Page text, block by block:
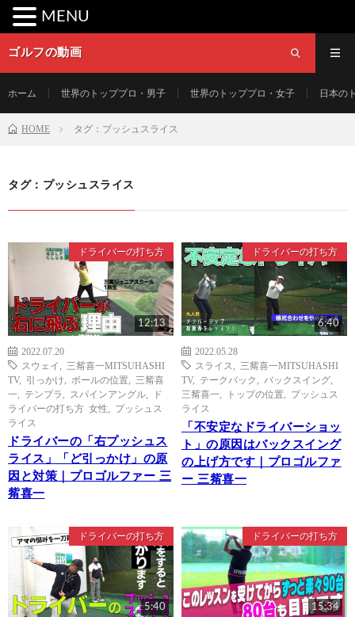
ゴルフの動画
ホーム 世界のトッププロ・男子 世界のトッププロ・女子 日本の
HOME タグ：プッシュスライス
タグ：プッシュスライス
ドライバーの打ち方
12:13
2022.07.20
スウェイ
三觜喜一MITSUHASHI
TV, 引っかけ ボールの位置
三觜喜
一
テンプラ スパインアングル
ド
ライバーの打ち方 女性
プッシュス
ライス
ドライバーの「右プッシュス
ライス」「ど引っかけ」の原
因と対策｜プロゴルファー 三
觜喜一
ドライバーの打ち方
6:40
2022.05.28
スライス
三觜喜一MITSUHASHI
TV, テークバック バックスイング
三觜喜一
トップの位置
プッシュス
ライス
「不安定なドライバーショッ
ト」の原因はバックスイング
の上げ方です｜プロゴルファ
ー 三觜喜一
ドライバーの打ち方
5:40
ドライバーの打ち方
15:34
MENU